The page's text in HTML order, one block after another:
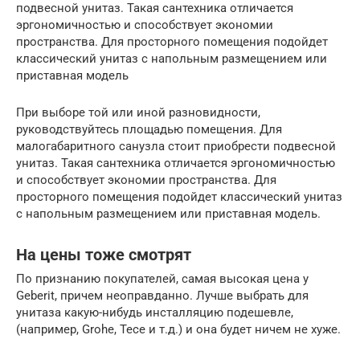
подвесной унитаз. Такая сантехника отличается
эргономичностью и способствует экономии
пространства. Для просторного помещения подойдет
классический унитаз с напольным размещением или
приставная модель
При выборе той или иной разновидности,
руководствуйтесь площадью помещения. Для
малогабаритного санузла стоит приобрести подвесной
унитаз. Такая сантехника отличается эргономичностью
и способствует экономии пространства. Для
просторного помещения подойдет классический унитаз
с напольным размещением или приставная модель.
На цены тоже смотрят
По признанию покупателей, самая высокая цена у
Geberit, причем неоправданно. Лучше выбрать для
унитаза какую-нибудь инсталляцию подешевле,
(например, Grohe, Tece и т.д.) и она будет ничем не хуже.